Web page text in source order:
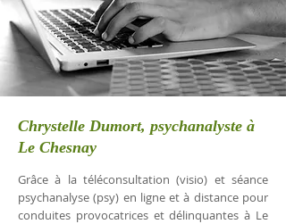
Chrystelle Dumort, psychanalyste à
Le Chesnay
Grâce à la téléconsultation (visio) et séance
psychanalyse (psy) en ligne et à distance pour
conduites provocatrices et délinquantes à Le